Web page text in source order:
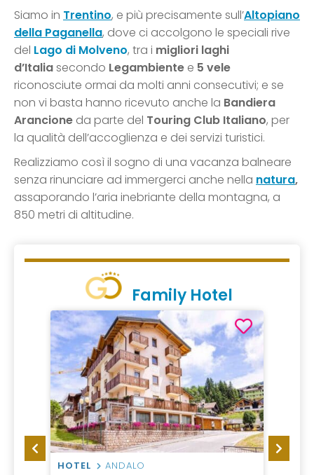
Siamo in Trentino, e più precisamente sull’Altopiano
della Paganella, dove ci accolgono le speciali rive
del Lago di Molveno, tra i migliori laghi
d’Italiasecondo Legambiente e 5 vele
riconosciute ormai da molti anni consecutivi; e se
non vi basta hanno ricevuto anche la Bandiera
Arancione da parte del Touring Club Italiano, per
la qualità dell’accoglienza e dei servizi turistici.
Realizziamo così il sogno di una vacanza balneare
senza rinunciare ad immergerci anche nella natura,
assaporando l’aria inebriante della montagna, a
850 metri di altitudine.
Family Hotel
HOTEL ANDALO HOTEL